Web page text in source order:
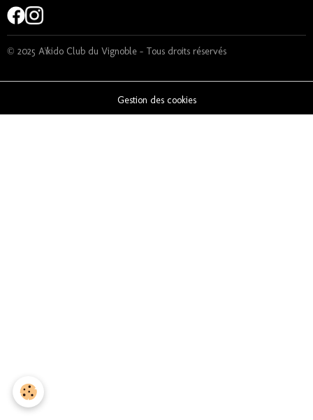
© 2025 Aïkido Club du Vignoble – Tous droits réservés
Gestion des cookies